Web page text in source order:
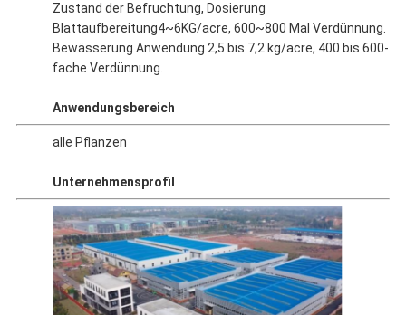
Zustand der Befruchtung, Dosierung
Blattaufbereitung4~6KG/acre, 600~800 Mal Verdünnung.
Bewässerung Anwendung 2,5 bis 7,2 kg/acre, 400 bis 600-
fache Verdünnung.
Anwendungsbereich
alle Pflanzen
Unternehmensprofil